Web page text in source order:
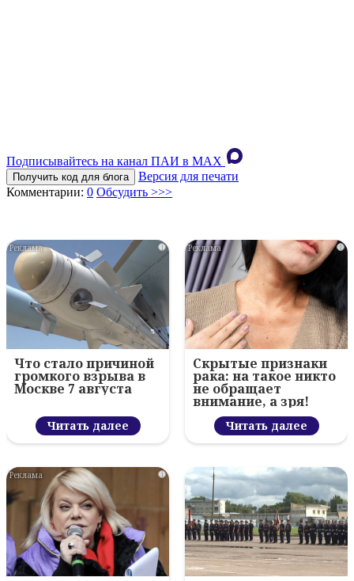
Подписывайтесь на канал ПАИ в MAХ
Получить код для блога
Версия для печати
Комментарии: 0 Обсудить >>>
i
Что стало причиной
громкого взрыва в
Москве 7 августа
Читать далее
i
Скрытые признаки
рака: на такое никто
не обращает
внимание, а зря!
Читать далее
i